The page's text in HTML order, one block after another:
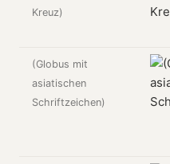
Kreuz)
(Globus mit
asiatischen
Schriftzeichen)